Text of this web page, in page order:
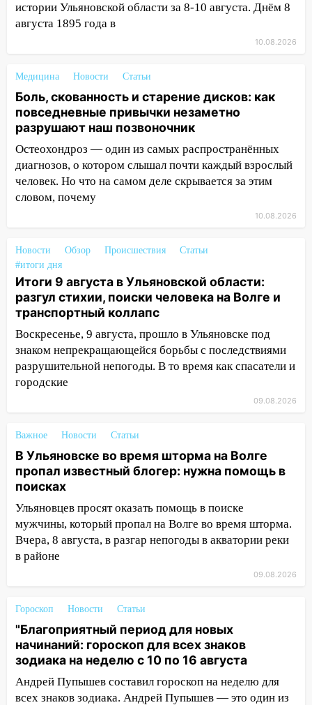
Заволжье ульяновские спасатели
ликвидировали крупный пожар
Прогноз погоды на 10 августа в
16:00
Волге пропал известный блогер: нужна
помощь в поисках
15:28 Соцсети: на «Ауди» упало дерево
в Новом городе
15:12 В Ульяновске выгорела кухня в
многоэтажке
молодые мамы
13:02 Соцсети: на улице Розы
Люксембург дерево упало на
автомобиль
13:00 «Благоприятный период для
новых начинаний: гороскоп для всех
знаков зодиака на неделю с 10 по 16
августа
12:57 В Ульяновской области ожидается
крупный град
12:11 Где есть бензин в Ульяновске 9
августа: список АЗС
11:55
Соцсети: светофор упал на
машину во время сильного ливня в
Ульяновске
СНТ сидят без света
10:13 Прокуратура подвела итоги
недели в Ульяновской области
09:18
движение трамваев в Ульяновске
истории Ульяновской области за 8-10 августа. Днём 8
августа 1895 года в
10.08.2026
Медицина Новости Статьи
Боль, скованность и старение дисков: как
повседневные привычки незаметно
разрушают наш позвоночник
Остеохондроз — один из самых распространённых
диагнозов, о котором слышал почти каждый взрослый
человек. Но что на самом деле скрывается за этим
словом, почему
10.08.2026
Новости Обзор Происшествия
Статьи
#итоги дня
Итоги 9 августа в Ульяновской области:
разгул стихии, поиски человека на Волге и
транспортный коллапс
Воскресенье, 9 августа, прошло в Ульяновске под
знаком непрекращающейся борьбы с последствиями
разрушительной непогоды. В то время как спасатели и
городские
09.08.2026
Важное Новости Статьи
В Ульяновске во время шторма на Волге
пропал известный блогер: нужна помощь в
поисках
Ульяновцев просят оказать помощь в поиске
мужчины, который пропал на Волге во время шторма.
Вчера, 8 августа, в разгар непогоды в акватории реки
в районе
09.08.2026
Гороскоп Новости Статьи
"Благоприятный период для новых
начинаний: гороскоп для всех знаков
зодиака на неделю с 10 по 16 августа
Андрей Пупышев составил гороскоп на неделю для
всех знаков зодиака. Андрей Пупышев — это один из